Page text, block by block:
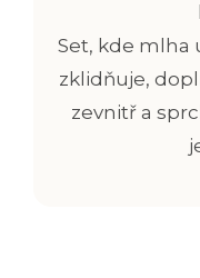
Set, kde mlha
zklidňuje,
zevnitř a